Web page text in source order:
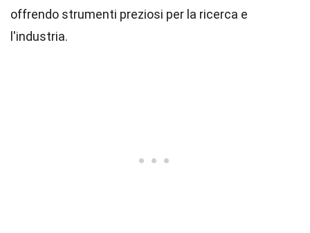
offrendo strumenti preziosi per la ricerca e
l'industria.